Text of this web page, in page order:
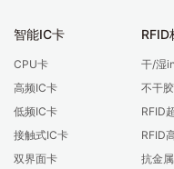
智能IC卡
CPU卡
高频IC卡
低频IC卡
接触式IC卡
双界面卡
RFID
干/湿
不干
RFID
RFID
抗金